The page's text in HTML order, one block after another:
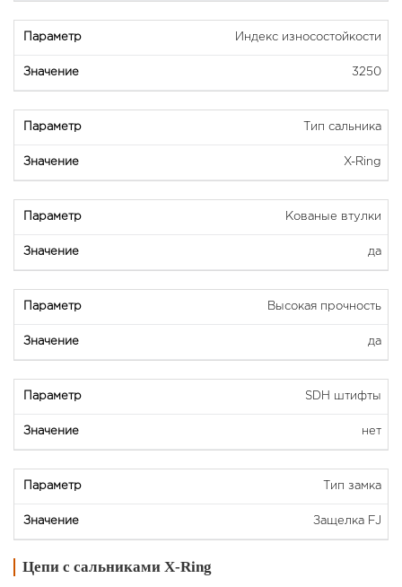
Индекс износостойкости
3250
Тип сальника
X-Ring
Кованые втулки
да
Высокая прочность
да
SDH штифты
нет
Тип замка
Защелка FJ
Цепи с сальниками X-Ring